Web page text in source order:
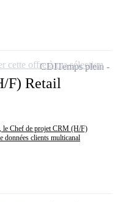
F) Retail
le Chef de projet CRM (H/F)
données clients multicanal
CDITemps plein
cette offre à ma sélection